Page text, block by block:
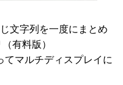
文字列を一度にまとめ
有料版）
てマルチディスプレイに